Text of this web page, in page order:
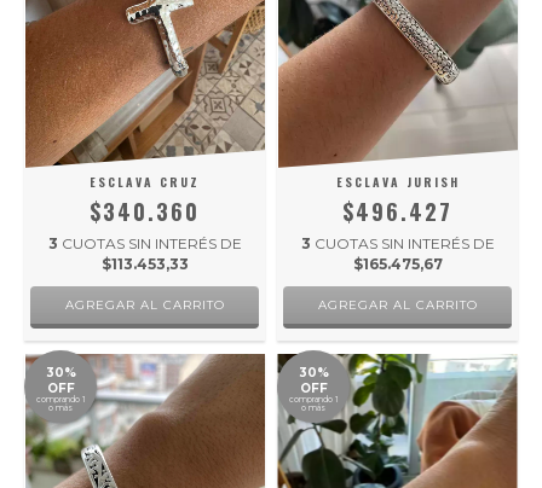
ESCLAVA CRUZ
$340.360
3 CUOTAS SIN INTERÉS DE
$113.453,33
ESCLAVA JURISH
$496.427
3 CUOTAS SIN INTERÉS DE
$165.475,67
30%
OFF
comprando 1
o más
30%
OFF
comprando 1
o más